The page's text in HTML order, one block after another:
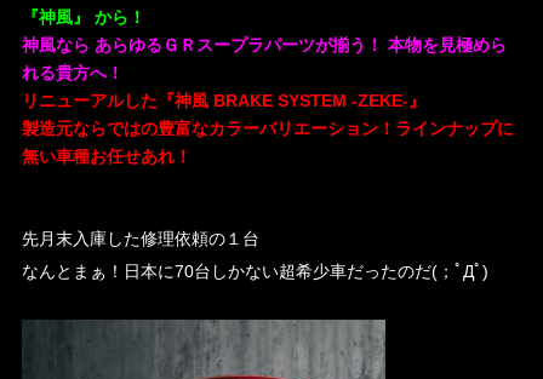
『神風』 から！
神風なら あらゆるＧＲスープラパーツが揃う！ 本物を見極めら
れる貴方へ！
リニューアルした『神風 BRAKE SYSTEM -ZEKE-』
製造元ならではの豊富なカラーバリエーション！ラインナップに
無い車種お任せあれ！
先月末入庫した修理依頼の１台
なんとまぁ！日本に70台しかない超希少車だったのだ(；ﾟДﾟ)